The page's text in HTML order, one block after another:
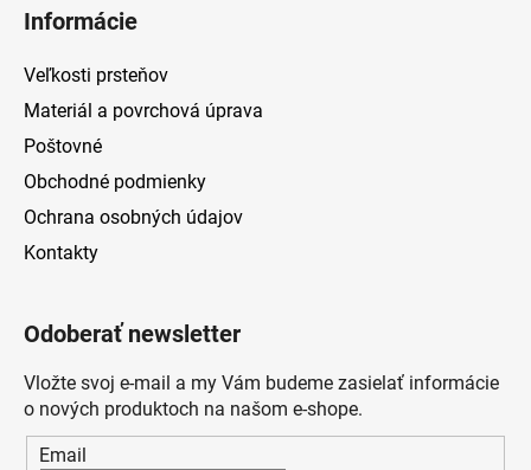
Informácie
Veľkosti prsteňov
Materiál a povrchová úprava
Poštovné
Obchodné podmienky
Ochrana osobných údajov
Kontakty
Odoberať newsletter
Vložte svoj e-mail a my Vám budeme zasielať informácie
o nových produktoch na našom e-shope.
Email